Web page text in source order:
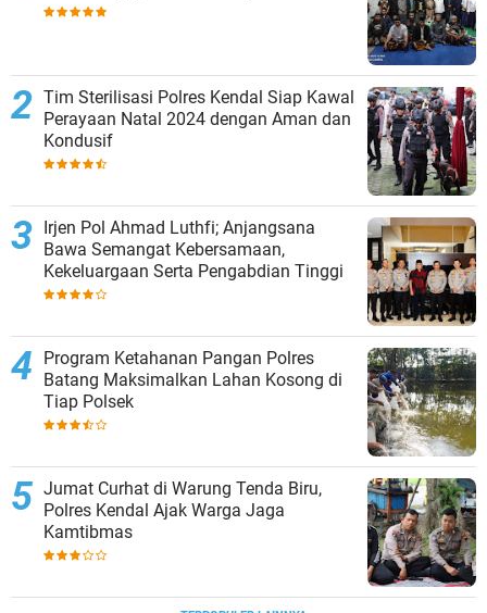
Tim Sterilisasi Polres Kendal Siap Kawal
Perayaan Natal 2024 dengan Aman dan
Kondusif
Irjen Pol Ahmad Luthfi; Anjangsana
Bawa Semangat Kebersamaan,
Kekeluargaan Serta Pengabdian Tinggi
Program Ketahanan Pangan Polres
Batang Maksimalkan Lahan Kosong di
Tiap Polsek
Jumat Curhat di Warung Tenda Biru,
Polres Kendal Ajak Warga Jaga
Kamtibmas